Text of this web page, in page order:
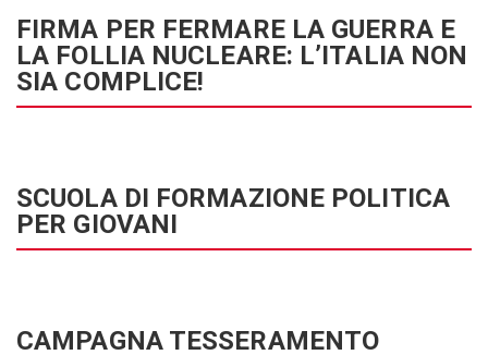
FIRMA PER FERMARE LA GUERRA E
LA FOLLIA NUCLEARE: L’ITALIA NON
SIA COMPLICE!
SCUOLA DI FORMAZIONE POLITICA
PER GIOVANI
CAMPAGNA TESSERAMENTO